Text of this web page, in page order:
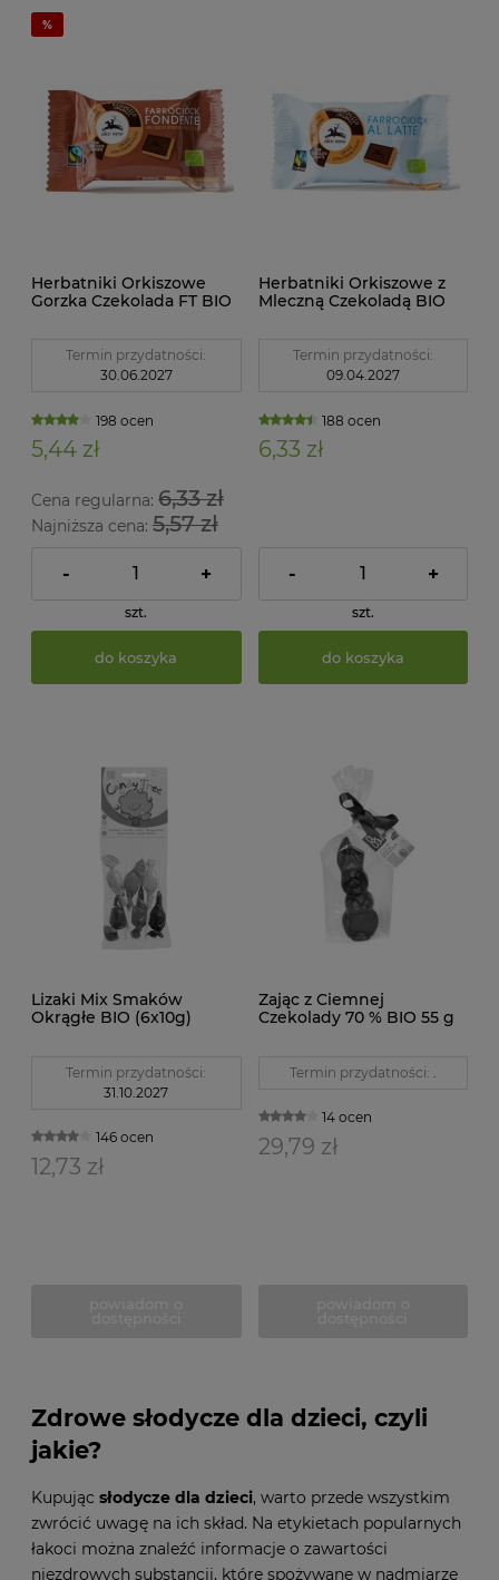
Herbatniki Orkiszowe
Gorzka Czekolada FT BIO
Termin przydatności:
30.06.2027
198 ocen
5,44 zł
Cena regularna: 6,33 zł
Najniższa cena: 5,57 zł
- +
szt.
do koszyka
Herbatniki Orkiszowe z
Mleczną Czekoladą BIO
Termin przydatności:
09.04.2027
188 ocen
6,33 zł
- +
szt.
do koszyka
Lizaki Mix Smaków
Okrągłe BIO (6x10g)
Termin przydatności:
31.10.2027
146 ocen
12,73 zł
Zając z Ciemnej
Czekolady 70 % BIO 55 g
Termin przydatności:
14 ocen
29,79 zł
Zdrowe słodycze dla dzieci, czyli
jakie?
Kupując słodycze dla dzieci, warto przede wszystkim
zwrócić uwagę na ich skład. Na etykietach popularnych
łakoci można znaleźć informacje o zawartości
niezdrowych substancji, które spożywane w nadmiarze